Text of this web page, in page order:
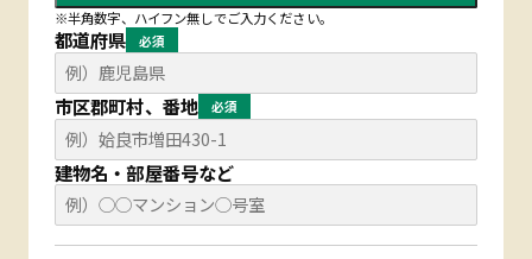
※半角数字、ハイフン無しでご入力ください。
都道府県 必須
市区郡町村、番地 必須
建物名・部屋番号など